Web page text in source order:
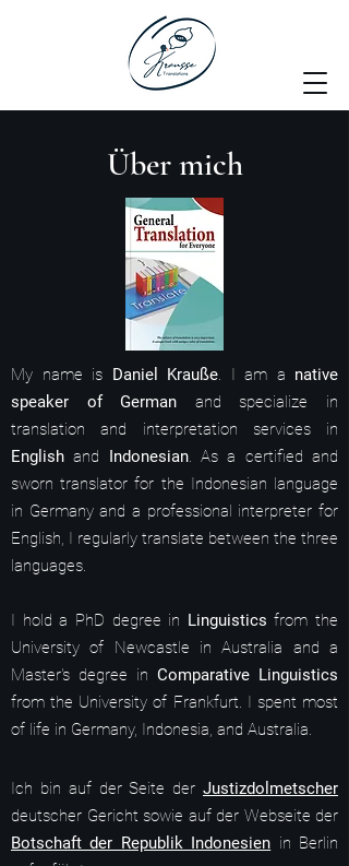
Über mich
My name is Daniel Krauße. I am a native
speaker of German and specialize in
translation and interpretation services in
Englishand Indonesian. As a certified and
sworn translator for the Indonesian language
in Germany and a professional interpreter for
English, I regularly translate between the three
languages.
I hold a PhD degree in Linguisticsfrom the
University of Newcastle in Australia and a
Master's degree in Comparative Linguistics
from the University of Frankfurt. I spent most
of life in Germany, Indonesia, and Australia.
Ich bin auf der Seite der Justizdolmetscher
deutscher Gericht sowie auf der Webseite der
Botschaft der Republik Indonesien in Berlin